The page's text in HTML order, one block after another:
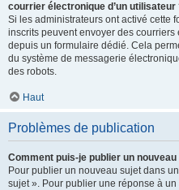
courrier électronique d’un utilisateur
Si les administrateurs ont activé cette
inscrits peuvent envoyer des
depuis un formulaire dédié. Cela
du système de messagerie
des robots.
Haut
Problèmes de publication
Comment puis-je publier un
Pour publier un nouveau sujet dans
sujet ». Pour publier une réponse à